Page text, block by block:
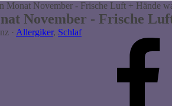
Monat November - Frische Luft + Hände
November - Frische
· Allergiker, Schlaf